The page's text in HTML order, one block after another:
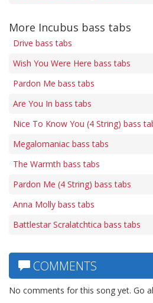
More Incubus bass tabs
Drive bass tabs
Wish You Were Here bass tabs
Pardon Me bass tabs
Are You In bass tabs
Nice To Know You (4 String) bass
Megalomaniac bass tabs
The Warmth bass tabs
Pardon Me (4 String) bass tabs
Anna Molly bass tabs
Battlestar Scralatchtica bass tabs
COMMENTS
No comments for this song yet. Go